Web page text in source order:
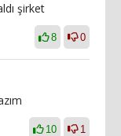
şirket
8 0
10 1